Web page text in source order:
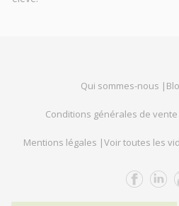
Qui sommes-nous |
Conditions générales de
Mentions légales |Voir toutes les